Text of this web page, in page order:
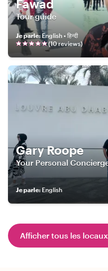
Fawad
Tour guide
Je parle: English • हिन्दी
(10reviews)
Gary Roope
Your Personal
Je parle: English
Afficher tous les